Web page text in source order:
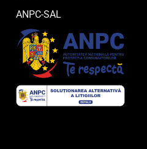
ANPC-SAL